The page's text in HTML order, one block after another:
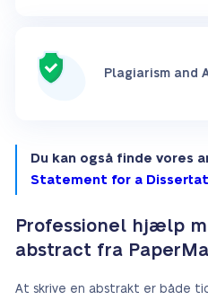
Plagiarism and
Du kan også finde vores
Statement for a
Professionel hjælp
abstract fra
At skrive en abstrakt er både